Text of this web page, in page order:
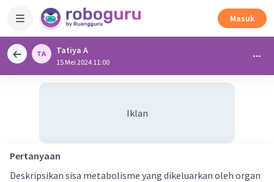
Masuk
Tatiya A
15 Mei 2024 11:00
Iklan
Pertanyaan
Deskripsikan sisa metabolisme yang dikeluarkan oleh organ